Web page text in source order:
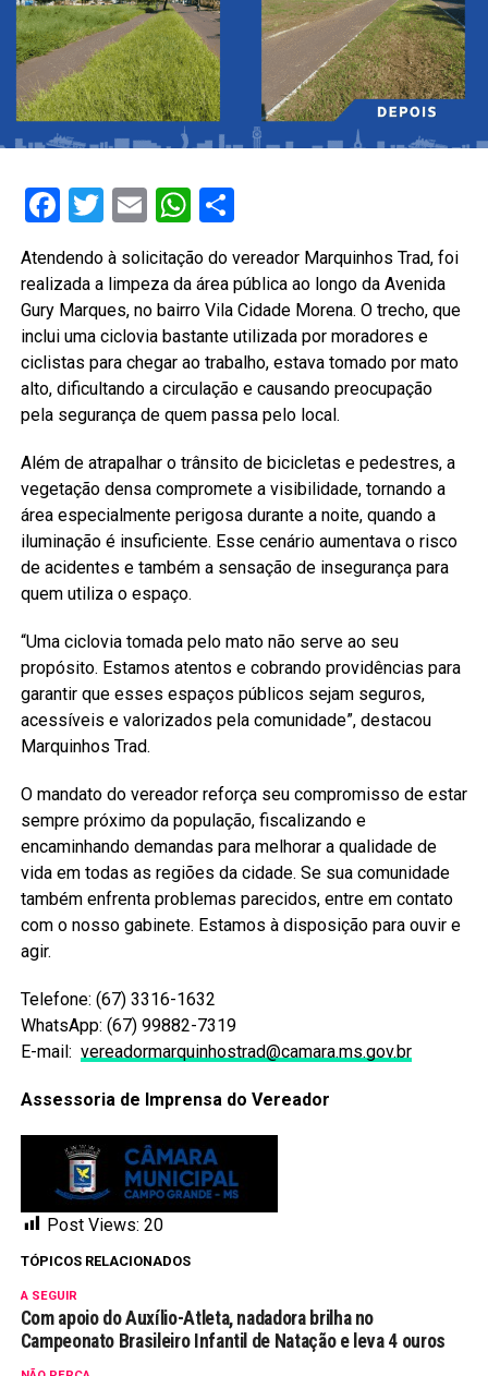
Facebook
Twitter
EmailWhatsApp
Share
Atendendo à solicitação do vereador Marquinhos Trad, foi
realizada a limpeza da área pública ao longo da Avenida
Gury Marques, no bairro Vila Cidade Morena. O trecho, que
inclui uma ciclovia bastante utilizada por moradores e
ciclistas para chegar ao trabalho, estava tomado por mato
alto, dificultando a circulação e causando preocupação
pela segurança de quem passa pelo local.
Além de atrapalhar o trânsito de bicicletas e pedestres, a
vegetação densa compromete a visibilidade, tornando a
área especialmente perigosa durante a noite, quando a
iluminação é insuficiente. Esse cenário aumentava o risco
de acidentes e também a sensação de insegurança para
quem utiliza o espaço.
“Uma ciclovia tomada pelo mato não serve ao seu
propósito. Estamos atentos e cobrando providências para
garantir que esses espaços públicos sejam seguros,
acessíveis e valorizados pela comunidade”, destacou
Marquinhos Trad.
O mandato do vereador reforça seu compromisso de estar
sempre próximo da população, fiscalizando e
encaminhando demandas para melhorar a qualidade de
vida em todas as regiões da cidade. Se sua comunidade
também enfrenta problemas parecidos, entre em contato
com o nosso gabinete. Estamos à disposição para ouvir e
agir.
Telefone: (67) 3316-1632
WhatsApp: (67) 99882-7319
E-mail: vereadormarquinhostrad@camara.ms.gov.br
Assessoria de Imprensa do Vereador
Post Views: 20
TÓPICOS RELACIONADOS
A SEGUIR
Com apoio do Auxílio-Atleta, nadadora brilha no
Campeonato Brasileiro Infantil de Natação e leva 4 ouros